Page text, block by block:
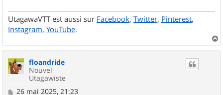
UtagawaVTT est aussi sur Facebook, Twitter, Pinterest,
Instagram, YouTube.
a
floandride
Nouvel
Utagawiste
M
26 mai 2025, 21:23